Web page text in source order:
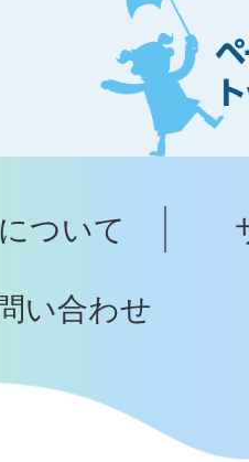
ー
ジ
ッ
へ
ついて
い合わせ